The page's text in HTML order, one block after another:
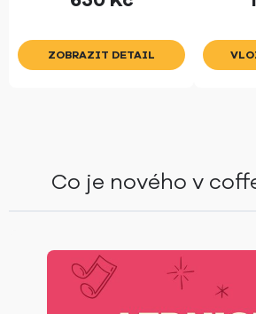
Co je nového v
ZOBRAZIT DETAIL